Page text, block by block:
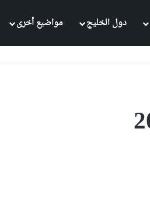
دول الخليج مواضيع أخرى